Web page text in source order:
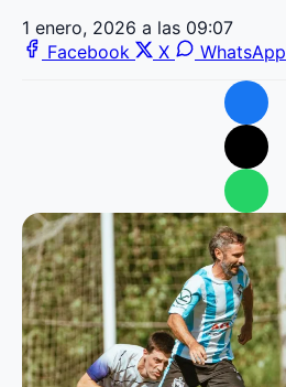
1 enero, 2026 a las 09:07
Facebook
X WhatsApp